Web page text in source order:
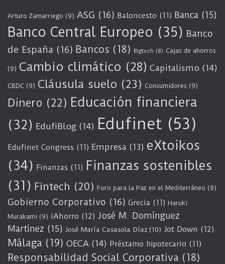
Arturo Zamarriego (9) ASG (16) Baloncesto (11) Banca (15)
Banco Central Europeo (35) Banco
de España (16) Bancos (18) Bigtech (8) Cajas de ahorros
(9) Cambio climático (28) Capitalismo (14)
CBDC (9) Cláusula suelo (23) Consumidores (9)
Dinero (22) Educación financiera
(32) EdufiBlog (14) Edufinet (53)
Edufinet Congress (11) Empresa (13) eXtoikos
(34) Finanzas (11) Finanzas sostenibles
(31) Fintech (20) Foro para la Paz en el Mediterráneo (9)
Gobierno Corporativo (16) Grecia (11) Haruki
Murakami (9) iAhorro (12) José M. Domínguez
Martínez (15) José María Casasola Díaz (10) Jot Down (12)
Málaga (19) OECA (14) Préstamo hipotecario (11)
Responsabilidad Social Corporativa (18)